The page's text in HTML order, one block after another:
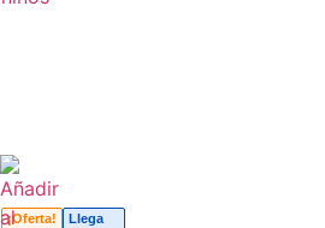
¡Oferta!
Llega